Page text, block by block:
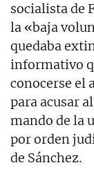
socialista de
la «baja
quedaba
informativo
conocerse el
para acusar
mando de la
por orden
de Sánchez.